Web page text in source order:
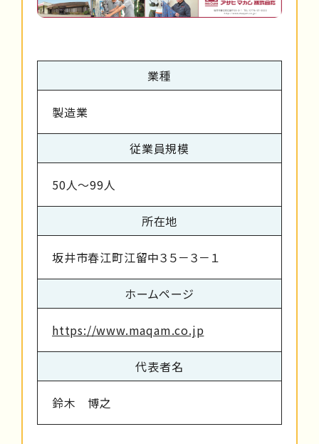
業種
製造業
従業員規模
50人～99人
所在地
坂井市春江町江留中３５－３－１
ホームページ
https://www.maqam.co.jp
代表者名
鈴木 博之